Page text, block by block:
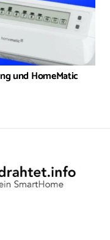
und HomeMatic